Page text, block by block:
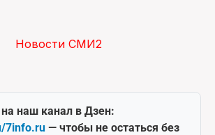
Новости СМИ2
наш канал в Дзен:
7info.ru — чтобы не остаться без